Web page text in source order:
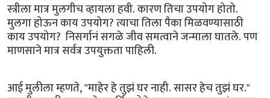
स्त्रीला मात्र मुलगीच व्हायला हवी. कारण तिचा उपयोग होतो.
मुलगा होऊन काय उपयोग? त्याचा तिला पैका मिळवण्यासाठी
काय उपयोग? निसर्गानं सगळे जीव समत्वाने जन्माला घातले. पण
माणसाने मात्र सर्वत्र उपयुक्तता पाहिली.
आई मुलीला म्हणते, "माहेर हे तुझं घर नाही. सासर हेच तुझं घर."